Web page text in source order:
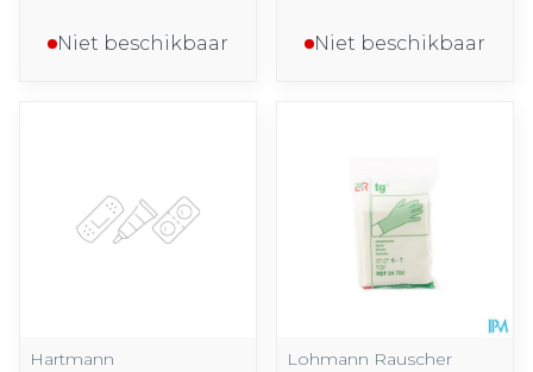
Niet beschikbaar Niet beschikbaar
Hartmann
Lohmann Rauscher